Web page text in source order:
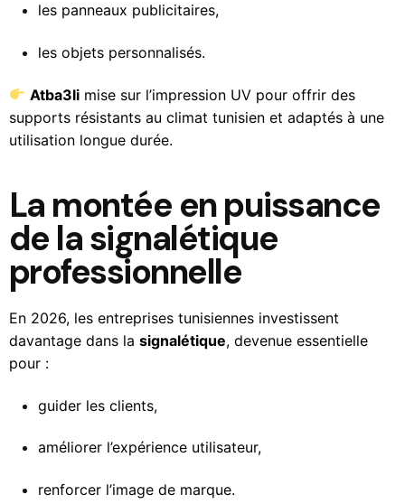
les panneaux publicitaires,
les objets personnalisés.
Atba3li mise sur l’impression UV pour offrir des
supports résistants au climat tunisien et adaptés à une
utilisation longue durée.
La montée en puissance
de la signalétique
professionnelle
En 2026, les entreprises tunisiennes investissent
davantage dans la signalétique, devenue essentielle
pour :
guider les clients,
améliorer l’expérience utilisateur,
renforcer l’image de marque.